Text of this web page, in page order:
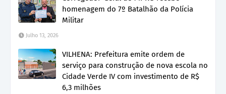
homenagem do 7º Batalhão da Polícia
Militar
Julho 13, 2026
VILHENA: Prefeitura emite ordem de
serviço para construção de nova escola no
Cidade Verde IV com investimento de R$
6,3 milhões